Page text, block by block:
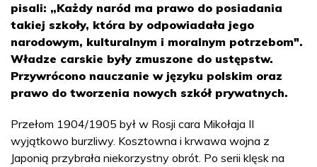
pisali: „Każdy naród ma prawo do posiadania
takiej szkoły, która by odpowiadała jego
narodowym, kulturalnym i moralnym potrzebom".
Władze carskie były zmuszone do ustępstw.
Przywrócono nauczanie w języku polskim oraz
prawo do tworzenia nowych szkół prywatnych.
Przełom 1904/1905 był w Rosji cara Mikołaja II
wyjątkowo burzliwy. Kosztowna i krwawa wojna z
Japonią przybrała niekorzystny obrót. Po serii klęsk na